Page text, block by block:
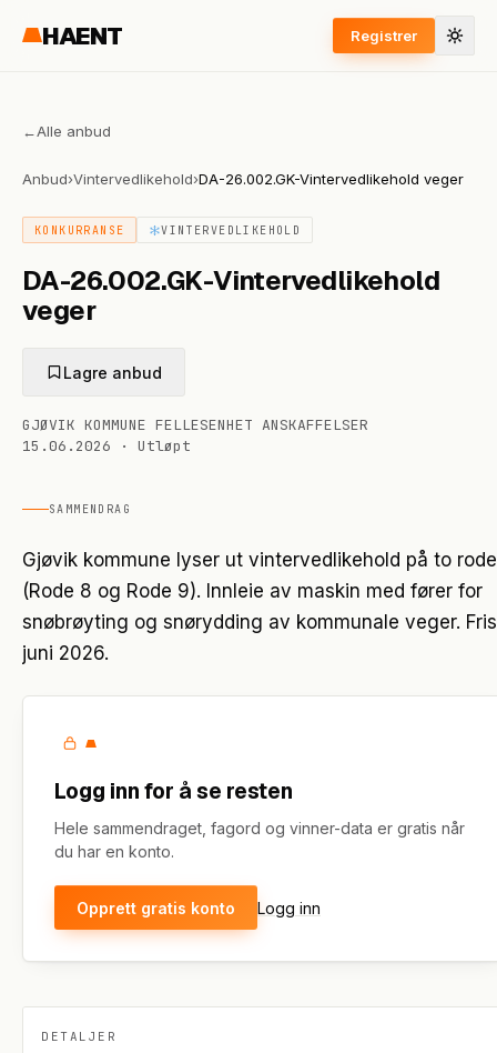
HAENT Registrer
←Alle anbud
Anbud›Vintervedlikehold›DA-26.002.GK-Vintervedlikehold veger
KONKURRANSE VINTERVEDLIKEHOLD
DA-26.002.GK-Vintervedlikehold
veger
Lagre anbud
GJØVIK KOMMUNE FELLESENHET ANSKAFFELSER
15.06.2026 · Utløpt
SAMMENDRAG
Gjøvik kommune lyser ut vintervedlikehold på to
(Rode 8 og Rode 9). Innleie av maskin med fører for
snøbrøyting og snørydding av kommunale veger.
juni 2026.
Logg inn for å se resten
Hele sammendraget, fagord og vinner-data er gratis når
du har en konto.
Opprett gratis konto Logg inn
DETALJER